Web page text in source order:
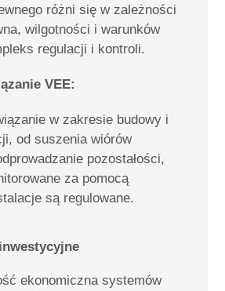
różni się w zależności
wilgotności i warunków
regulacji i kontroli.
VEE:
w zakresie budowy i
od suszenia wiórów
pozostałości,
za pomocą
są regulowane.
ekonomicznasystemów